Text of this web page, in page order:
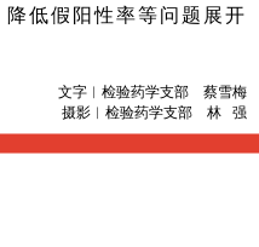
低假阳性率等问题展开
文字︱检验药学支部 蔡雪梅
摄影︱检验药学支部 林 强